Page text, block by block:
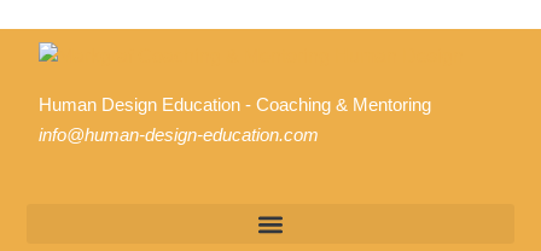
Human Design Education - Coaching & Mentoring
info@human-design-education.com